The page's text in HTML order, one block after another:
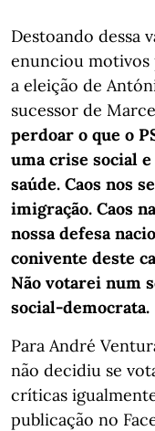
Destoando dessa
enunciou
a eleição de
sucessor de
perdoar o que o
uma crise social
saúde. Caos nos
imigração. Caos
nossa defesa
conivente deste
Não votarei num
social-democrata.
Para André
não decidiu se
críticas
publicação no